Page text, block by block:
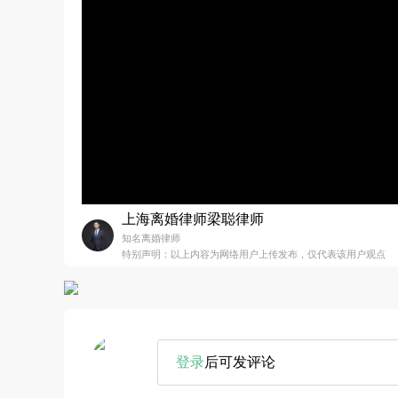
上海离婚律师梁聪律师
知名离婚律师
特别声明：以上内容为网络用户上传发布，仅代表该用户观点
登录后可发评论